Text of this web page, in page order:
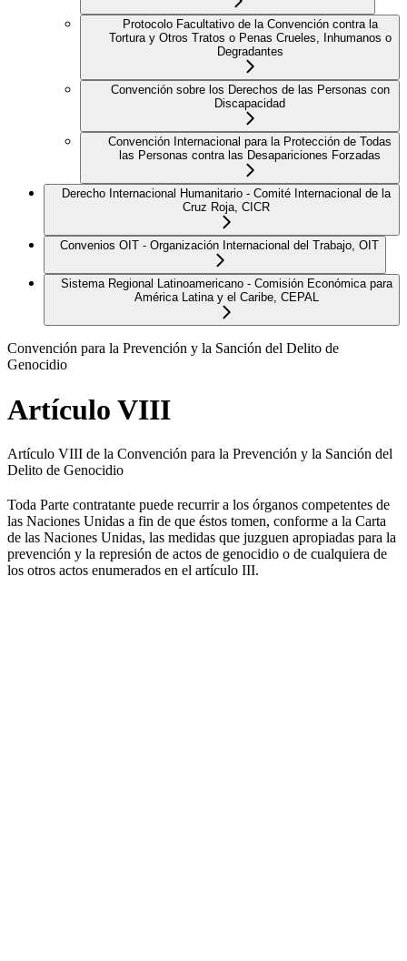
Protocolo Facultativo de la Convención contra la
Tortura y Otros Tratos o Penas Crueles, Inhumanos o
Degradantes
Convención sobre los Derechos de las Personas con
Discapacidad
Convención Internacional para la Protección de Todas
las Personas contra las Desapariciones Forzadas
Derecho Internacional Humanitario - Comité Internacional de la
Cruz Roja, CICR
Convenios OIT - Organización Internacional del Trabajo, OIT
Sistema Regional Latinoamericano - Comisión Económica para
América Latina y el Caribe, CEPAL
Convención para la Prevención y la Sanción del Delito de
Genocidio
Artículo VIII
Artículo VIII de la Convención para la Prevención y la Sanción del
Delito de Genocidio
Toda Parte contratante puede recurrir a los órganos competentes de
las Naciones Unidas a fin de que éstos tomen, conforme a la Carta
de las Naciones Unidas, las medidas que juzguen apropiadas para la
prevención y la represión de actos de genocidio o de cualquiera de
los otros actos enumerados en el artículo III.